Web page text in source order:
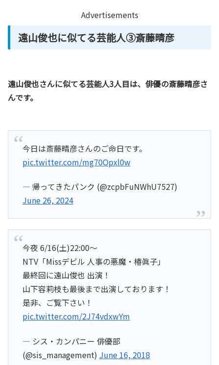
Advertisements
遠山俊也に似てる芸能人③斎藤晴彦
遠山俊也さんに似てる芸能人3人目は、俳優の斎藤晴彦さ
んです。
今日は斎藤晴彦さんのご命日です。
pic.twitter.com/mg70Opxl0w
— 帰ってきたパンク (@zcpbFuNWhU7527)
June 26, 2024
今夜 6/16(土)22:00〜
NTV「Missデビル 人事の悪魔・椿眞子」
最終回に遠山俊也 出演！
山下容莉枝も最後まで出演しております！
是非、ご覧下さい！
pic.twitter.com/2J74vdxwYm
— シス・カンパニー 俳優部
(@sis_management) June 16, 2018